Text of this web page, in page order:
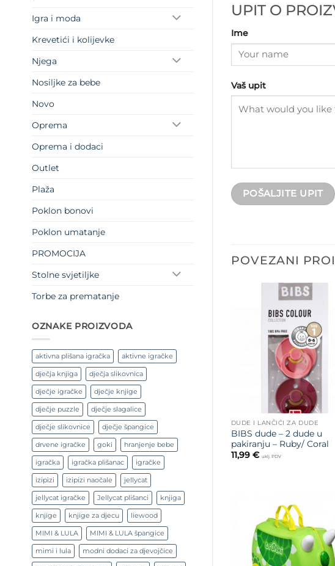
Igra i moda
Krevetići i kolijevke
Njega
Nosiljke za bebe
Novo
Oprema
Oprema i dodaci
Outlet
Plaža
Poklon bonovi
Poklon umatanje
PROMOCIJA
Stolne svjetiljke
Torbe za prematanje
OZNAKE PROIZVODA
aktivna plišana igračka aktivne igračke
dječja knjiga dječja slikovnica
dječje igračke dječje knjige
dječje puzzle dječje slagalice
dječje slikovnice dječje špangice
drvene igračke goki hranjenje bebe
igračka igračka plišanac igračke
izipizi izipizi naočale jellycat
jellycat igračke Jellycat plišanci knjiga
knjige knjige za djecu liewood
MIMI & LULA MIMI & LULA špangice
mimi i lula modni dodaci za djevojčice
UPIT O
Ime
Vaš upit
POVEZANI
DUDE I LANČIĆI ZA DUDE
BIBS dude – 2 dude u
pakiranju – Ruby/ Coral
11,99 € uklj. PDV